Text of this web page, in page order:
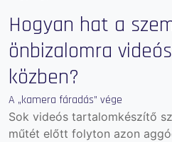
Hogyan hat a
önbizalomra
közben?
A „kamera fáradás” vége
Sok videós tartalomkészítő
műtét előtt folyton azon